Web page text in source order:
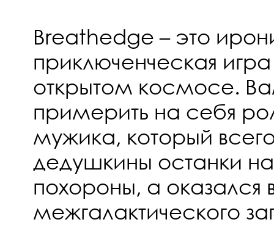
Breathedge – это
приключенческая
открытом космосе.
примерить на себя
мужика, который
дедушкины останки
похороны, а оказался
межгалактического